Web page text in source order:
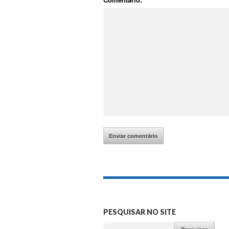
PESQUISAR NO SITE